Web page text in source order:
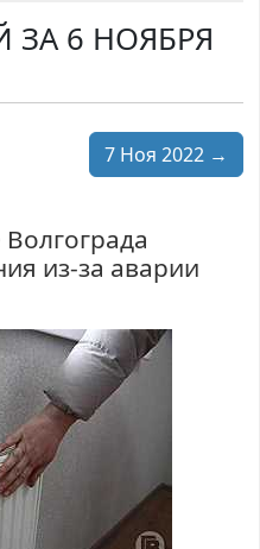
ЗА 6 НОЯБРЯ
7 Ноя 2022 →
из-за аварии